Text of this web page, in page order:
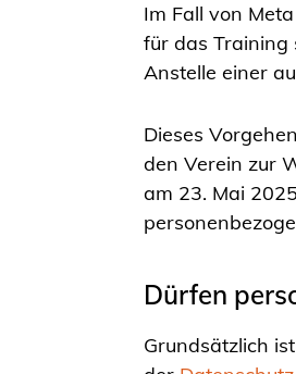
Im Fall von
für das Training
Anstelle einer
Dieses
den Verein zur
am 23. Mai
Dürfen
Grundsätzlich